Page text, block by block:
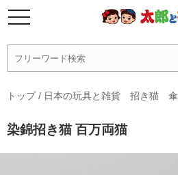
トップ/ 日本の玩具と雑貨 招き猫 傘
染錦招き猫 百万両猫